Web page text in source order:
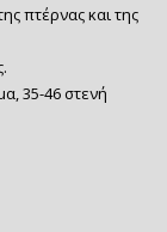
πτέρνας και της
35-46 στενή